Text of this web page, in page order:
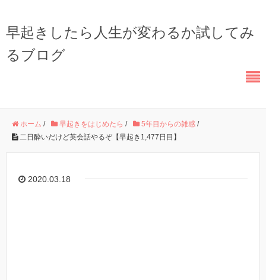
早起きしたら人生が変わるか試してみ
るブログ
ホーム / 早起きをはじめたら / 5年目からの雑感 /
二日酔いだけど英会話やるぞ【早起き1,477日目】
2020.03.18